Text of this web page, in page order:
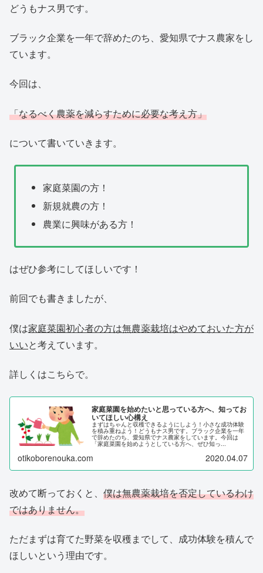
どうもナス男です。
ブラック企業を一年で辞めたのち、愛知県でナス農家をし
ています。
今回は、
「なるべく農薬を減らすために必要な考え方」
について書いていきます。
家庭菜園の方！
新規就農の方！
農業に興味がある方！
はぜひ参考にしてほしいです！
前回でも書きましたが、
僕は家庭菜園初心者の方は無農薬栽培はやめておいた方が
いいと考えています。
詳しくはこちらで。
家庭菜園を始めたいと思っている方へ、知ってお
いてほしい心構え
まずはちゃんと収穫できるようにしよう！小さな成功体験
を積み重ねよう！どうもナス男です。ブラック企業を一年
で辞めたのち、愛知県でナス農家をしています。今回は
「家庭菜園を始めようとしている方へ、ぜひ知っ...
otikoborenouka.com 2020.04.07
改めて断っておくと、 僕は無農薬栽培を否定しているわけ
ではありません。
ただまずは育てた野菜を収穫までして、成功体験を積んで
ほしいという理由です。